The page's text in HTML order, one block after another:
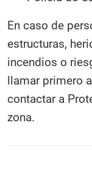
En caso de
estructuras,
incendios o
llamar primero
contactar a
zona.